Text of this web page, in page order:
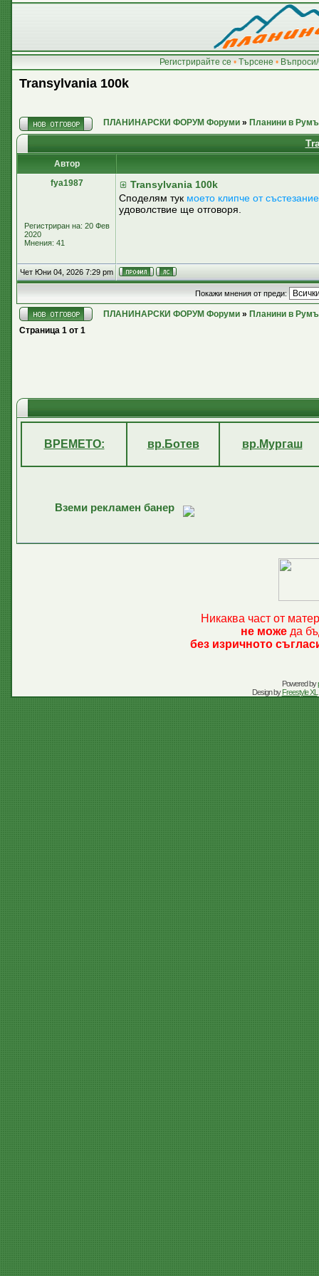
Регистрирайте се • Търсене •
Transylvania 100k
ПЛАНИНАРСКИ ФОРУМ Форуми » Планини в
Автор
fya1987
Регистриран на: 20 Фев
2020
Мнения: 41
Transylvania 100k
Споделям тук моето клипче от
удоволствие ще отговоря.
Чет Юни 04, 2026 7:29 pm
Покажи мнения от преди:
ПЛАНИНАРСКИ ФОРУМ Форуми » Планини в
Страница 1 от 1
ВРЕМЕТО: вр.Ботев вр.Мургаш
Вземи рекламен банер
Никаква част от
не може да
без изричното
Powered by
Design byFreestyle XL